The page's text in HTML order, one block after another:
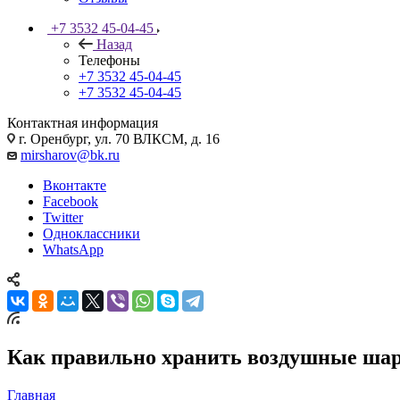
+7 3532 45-04-45
Назад
Телефоны
+7 3532 45-04-45
+7 3532 45-04-45
Контактная информация
г. Оренбург, ул. 70 ВЛКСМ, д. 16
mirsharov@bk.ru
Вконтакте
Facebook
Twitter
Одноклассники
WhatsApp
Как правильно хранить воздушные
Главная